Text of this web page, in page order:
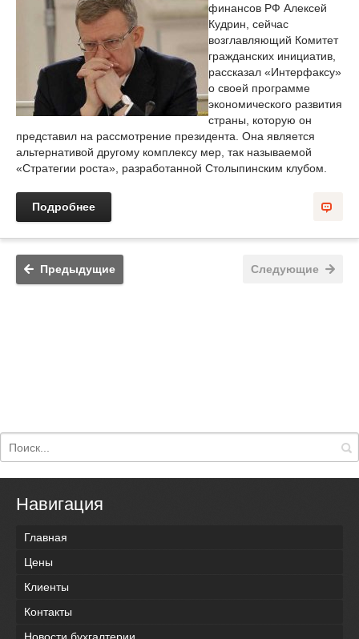
финансов РФ Алексей
Кудрин, сейчас
возглавляющий Комитет
гражданских инициатив,
рассказал «Интерфаксу»
о своей программе
экономического развития
страны, которую он
представил на рассмотрение президента. Она является
альтернативой другому комплексу мер, так называемой
«Стратегии роста», разработанной Столыпинским клубом.
Подробнее
Предыдущие Следующие
Навигация
Главная
Цены
Клиенты
Контакты